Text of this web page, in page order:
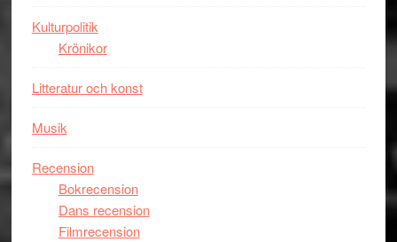
Kulturpolitik
Krönikor
Litteratur och konst
Musik
Recension
Bokrecension
Dans recension
Filmrecension